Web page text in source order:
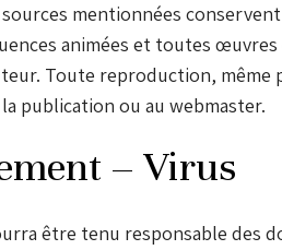
mentionnées
animées et toutes
Toute reproduction, même
publication ou au webmaster.
– Virus
être tenu responsable des